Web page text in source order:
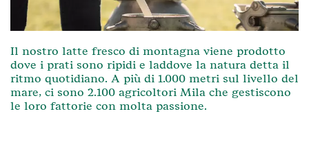
Il nostro latte fresco di montagna viene prodotto
dove i prati sono ripidi e laddove la natura detta il
ritmo quotidiano. A più di 1.000 metri sul livello del
mare, ci sono 2.100 agricoltori Mila che gestiscono
le loro fattorie con molta passione.